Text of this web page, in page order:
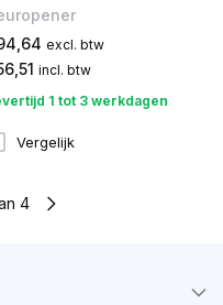
excl. btw
incl. btw
1 tot 3 werkdagen
Vergelijk
4